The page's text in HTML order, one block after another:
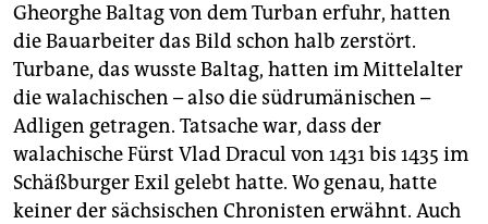
Gheorghe Baltag von dem Turban erfuhr, hatten
die Bauarbeiter das Bild schon halb zerstört.
Turbane, das wusste Baltag, hatten im Mittelalter
die walachischen – also die südrumänischen –
Adligen getragen. Tatsache war, dass der
walachische Fürst Vlad Dracul von 1431 bis 1435 im
Schäßburger Exil gelebt hatte. Wo genau, hatte
keiner der sächsischen Chronisten erwähnt. Auch